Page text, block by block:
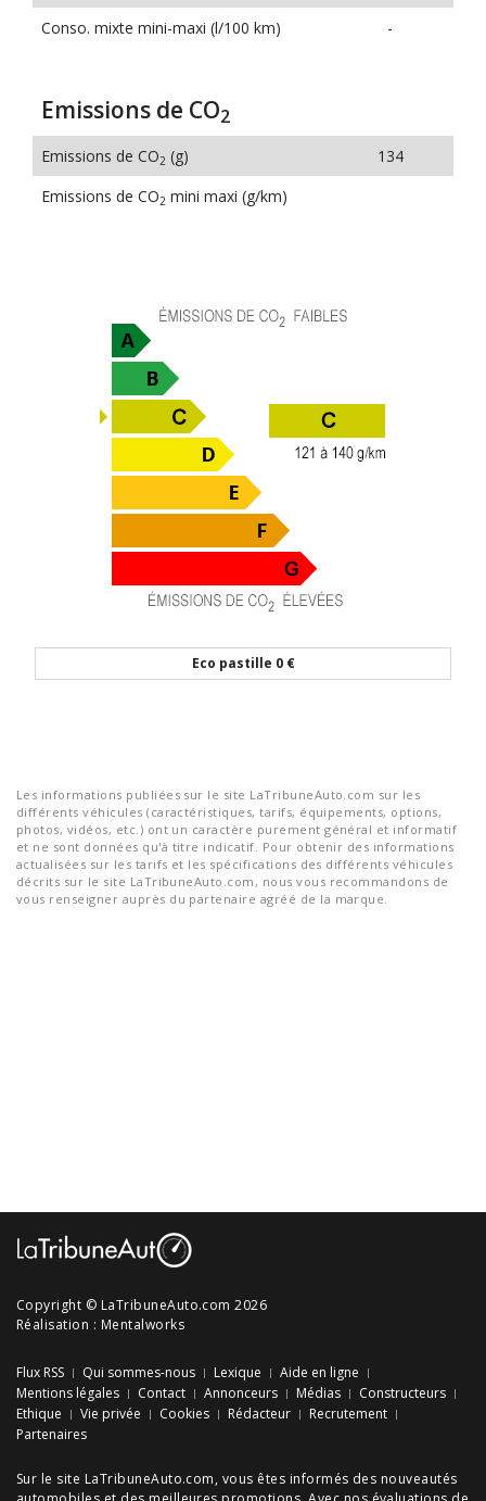
Conso. mixte mini-maxi (l/100 km)
-
Emissions de CO2
Emissions de CO2 (g)
134
Emissions de CO2 mini maxi (g/km)
Eco pastille 0 €
Les informations publiées sur le site LaTribuneAuto.com sur les
différents véhicules (caractéristiques, tarifs, équipements, options,
photos, vidéos, etc.) ont un caractère purement général et informatif
et ne sont données qu'à titre indicatif. Pour obtenir des informations
actualisées sur les tarifs et les spécifications des différents véhicules
décrits sur le site LaTribuneAuto.com, nous vous recommandons de
vous renseigner auprès du partenaire agréé de la marque.
Copyright © LaTribuneAuto.com 2026
Réalisation : Mentalworks
Flux RSS Qui sommes-nous Lexique
Aide en ligne
Mentions légales
Contact Annonceurs Médias
Constructeurs
Ethique
Vie privée Cookies Rédacteur
Recrutement
Partenaires
Sur le site LaTribuneAuto.com, vous êtes informés des nouveautés